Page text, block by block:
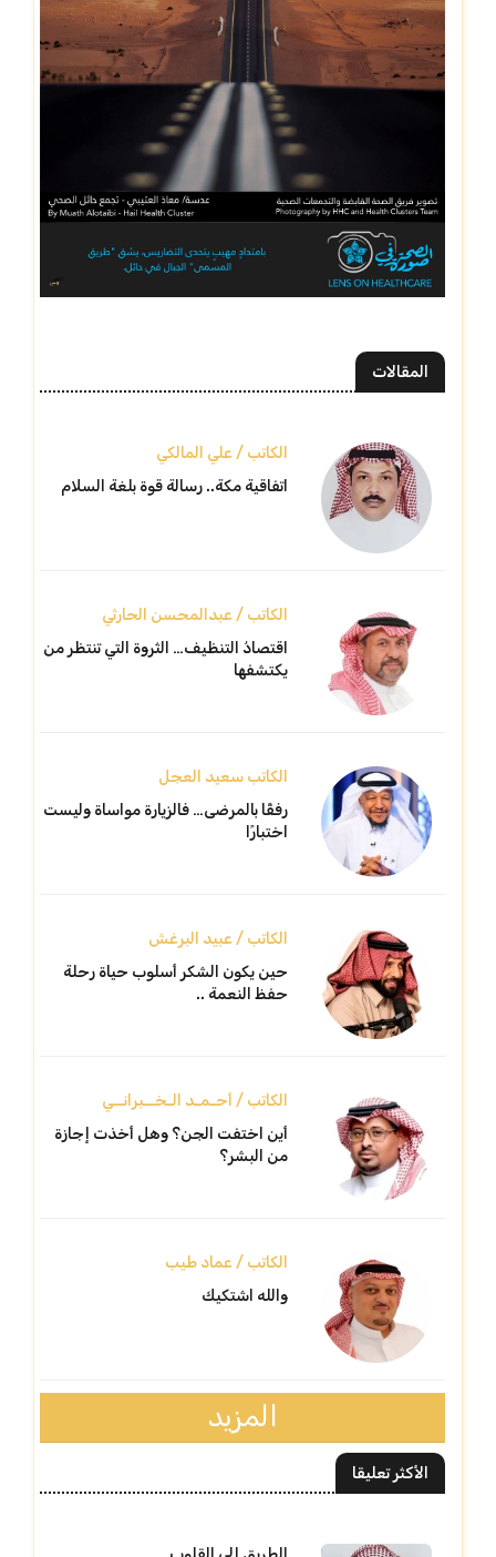
المقالات
الكاتب / علي المالكي
اتفاقية مكة.. رسالة قوة بلغة السلام
الكاتب / عبدالمحسن الحارثي
اقتصادُ التنظيف… الثروة التي تنتظر من
يكتشفها
الكاتب سعيد العجل
رفقًا بالمرضى… فالزيارة مواساة وليست
اختبارًا
الكاتب / عبيد البرغش
حين يكون الشكر أسلوب حياة رحلة
حفظ النعمة ..
الكاتب / أحـمـد الـخــبرانــي
أين اختفت الجن؟ وهل أخذت إجازة
من البشر؟
الكاتب / عماد طيب
والله اشتكيك
المزيد
الأكثر تعليقا